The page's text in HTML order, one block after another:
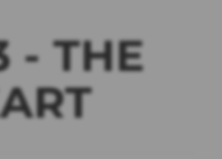
- THE